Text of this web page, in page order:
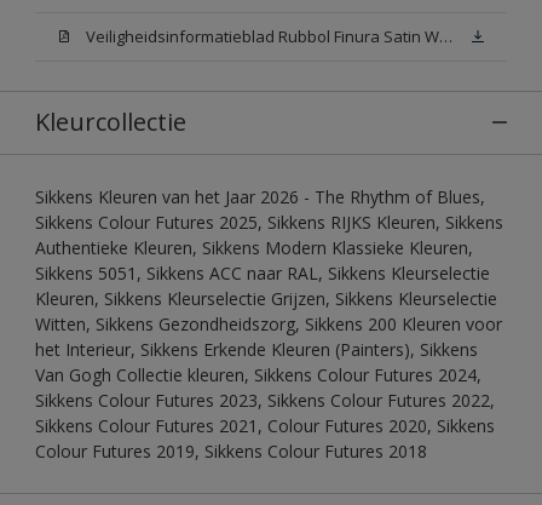
Veiligheidsinformatieblad Rubbol Finura Satin White (MSDS)
Kleurcollectie
Sikkens Kleuren van het Jaar 2026 - The Rhythm of Blues,
Sikkens Colour Futures 2025, Sikkens RIJKS Kleuren, Sikkens
Authentieke Kleuren, Sikkens Modern Klassieke Kleuren,
Sikkens 5051, Sikkens ACC naar RAL, Sikkens Kleurselectie
Kleuren, Sikkens Kleurselectie Grijzen, Sikkens Kleurselectie
Witten, Sikkens Gezondheidszorg, Sikkens 200 Kleuren voor
het Interieur, Sikkens Erkende Kleuren (Painters), Sikkens
Van Gogh Collectie kleuren, Sikkens Colour Futures 2024,
Sikkens Colour Futures 2023, Sikkens Colour Futures 2022,
Sikkens Colour Futures 2021, Colour Futures 2020, Sikkens
Colour Futures 2019, Sikkens Colour Futures 2018